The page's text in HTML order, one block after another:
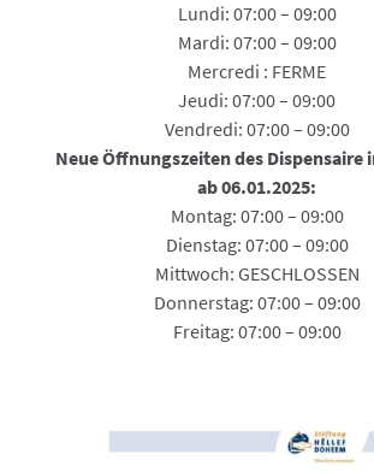
Lundi: 07:00 – 09:00
Mardi: 07:00 – 09:00
Mercredi : FERME
Jeudi: 07:00 – 09:00
Vendredi: 07:00 – 09:00
Neue Öffnungszeiten des Dispensaire
ab 06.01.2025:
Montag: 07:00 – 09:00
Dienstag: 07:00 – 09:00
Mittwoch: GESCHLOSSEN
Donnerstag: 07:00 – 09:00
Freitag: 07:00 – 09:00